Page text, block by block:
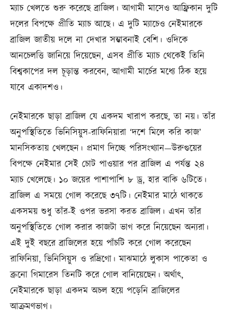
ম্যাচ খেলতে শুরু করেছে ব্রাজিল। আগামী মাসেও আফ্রিকান দুটি
দলের বিপক্ষে প্রীতি ম্যাচ আছে। এ দুটি ম্যাচেও নেইমারকে
ব্রাজিল জাতীয় দলে না দেখার সম্ভাবনাই বেশি। ওদিকে
আনচেলত্তি জানিয়ে দিয়েছেন, এসব প্রীতি ম্যাচ থেকেই তিনি
বিশ্বকাপের দল চূড়ান্ত করবেন, আগামী মার্চের মধ্যে ঠিক হয়ে
যাবে একাদশও।
নেইমারকে ছাড়া ব্রাজিল যে একদম খারাপ করছে, তা নয়। তাঁর
অনুপস্থিতিতে ভিনিসিয়ুস-রাফিনিয়ারা ‘দশে মিলে করি কাজ’
মানসিকতায় খেলছেন। প্রমাণ দিচ্ছে পরিসংখ্যান—উরুগুয়ের
বিপক্ষে নেইমার সেই চোট পাওয়ার পর ব্রাজিল এ পর্যন্ত ২৪
ম্যাচ খেলেছে। ১০ জয়ের পাশাপাশি ৮ ড্র, হার বাকি ৬টিতে।
ব্রাজিল এ সময়ে গোল করেছে ৩৭টি। নেইমার মাঠে থাকতে
একসময় শুধু তাঁর-ই ওপর ভরসা করত ব্রাজিল। এখন তাঁর
অনুপস্থিতিতে গোল করার কাজটা ভাগ করে নিয়েছেন অন্যরা।
এই দুই বছরে ব্রাজিলের হয়ে পাঁচটি করে গোল করেছেন
রাফিনিয়া, ভিনিসিয়ুস ও রদ্রিগো। মাঝমাঠে লুকাস পাকেতা ও
ব্রুনো গিমারেস তিনটি করে গোল বানিয়েছেন। অর্থাৎ,
নেইমারকে ছাড়া একদম অচল হয়ে পড়েনি ব্রাজিলের
আক্রমণভাগ।